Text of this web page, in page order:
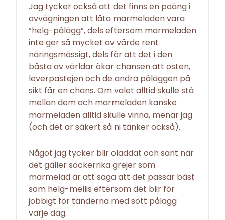
Jag tycker också att det finns en poäng i
avvägningen att låta marmeladen vara
”helg-pålägg”, dels eftersom marmeladen
inte ger så mycket av värde rent
näringsmässigt, dels för att det i den
bästa av världar ökar chansen att osten,
leverpastejen och de andra påläggen på
sikt får en chans. Om valet alltid skulle stå
mellan dem och marmeladen kanske
marmeladen alltid skulle vinna, menar jag
(och det är säkert så ni tänker också).
Något jag tycker blir oladdat och sant när
det gäller sockerrika grejer som
marmelad är att säga att det passar bäst
som helg-mellis eftersom det blir för
jobbigt för tänderna med sött pålägg
varje dag.